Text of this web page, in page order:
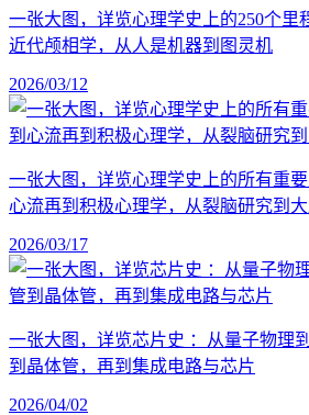
一张大图，详览心理学史上的250个里
近代颅相学，从人是机器到图灵机
2026/03/12
一张大图，详览心理学史上的所有重
心流再到积极心理学，从裂脑研究到大
2026/03/17
一张大图，详览芯片史 ：从量子物理
到晶体管，再到集成电路与芯片
2026/04/02